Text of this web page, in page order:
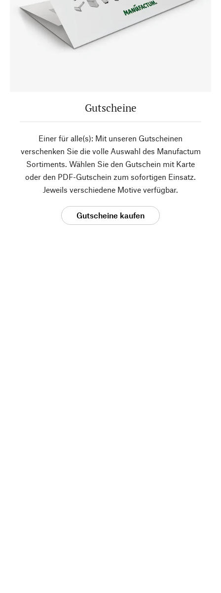
Gutscheine
Einer für alle(s): Mit unseren Gutscheinen
verschenken Sie die volle Auswahl des Manufactum
Sortiments. Wählen Sie den Gutschein mit Karte
oder den PDF-Gutschein zum sofortigen Einsatz.
Jeweils verschiedene Motive verfügbar.
Gutscheine kaufen